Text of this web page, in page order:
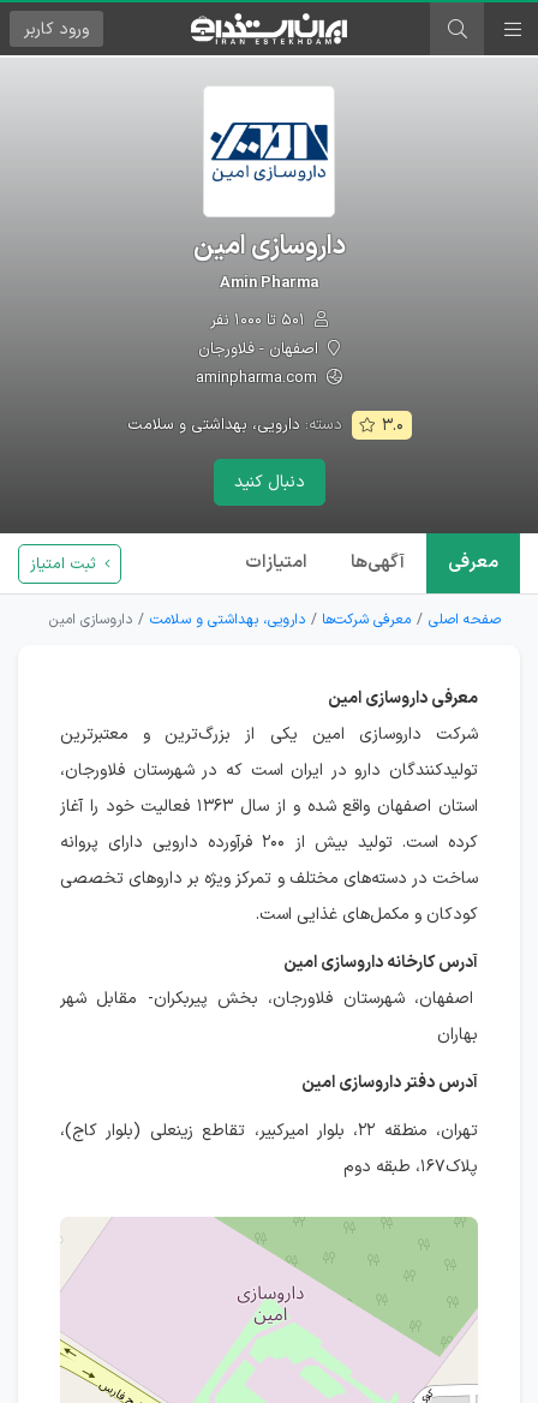
ورود کاربر
داروسازی امین
Amin Pharma
اصفهان - فلاورجان
۳.۰ دسته:دارویی، بهداشتی و سلامت
دنبال کنید
معرفی آگهی‌ها امتیازات ثبت امتیاز
صفحه اصلی معرفی شرکت‌ها دارویی، بهداشتی و سلامت داروسازی امین
معرفی داروسازی امین
شرکت داروسازی امین یکی از بزرگ‌ترین و معتبرترین
تولیدکنندگان دارو در ایران است که در شهرستان فلاورجان،
استان اصفهان واقع شده و از سال ۱۳۶۳ فعالیت خود را آغاز
کرده است. تولید بیش از ۲۰۰ فرآورده دارویی دارای پروانه
ساخت در دسته‌های مختلف و تمرکز ویژه بر داروهای تخصصی
کودکان و مکمل‌های غذایی است.
آدرس کارخانه داروسازی امین
اصفهان، شهرستان فلاورجان، بخش پیربکران- مقابل شهر
بهاران
آدرس دفتر داروسازی امین
تهران، منطقه ۲۲، بلوار امیرکبیر، تقاطع زینعلی (بلوار کاج)،
پلاک۱۶۷، طبقه دوم